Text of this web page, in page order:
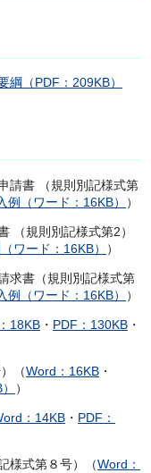
綱（PDF：209KB）
請書 （規則別記様式第
例（ワード：16KB） ）
（規則別記様式第2）
ワード：16KB） ）
求書（規則別記様式第
例（ワード：16KB） ）
18KB ・ PDF：130KB ・
（Word：16KB ・
）
：14KB ・ PDF：
様式第８号）（Word：